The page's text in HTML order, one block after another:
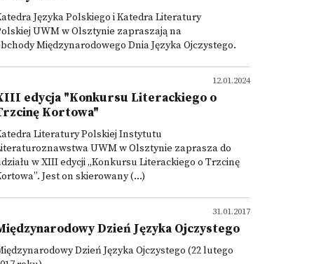
Języka Polskiego i Katedra Literatury
UWM w Olsztynie zapraszają na
Międzynarodowego Dnia Języka Ojczystego.
12.01.2024
edycja "Konkursu Literackiego o
Kortowa"
Literatury Polskiej Instytutu
UWM w Olsztynie zaprasza do
w XIII edycji „Konkursu Literackiego o Trzcinę
Jest on skierowany (...)
31.01.2017
Dzień Języka Ojczystego
Dzień Języka Ojczystego (22 lutego